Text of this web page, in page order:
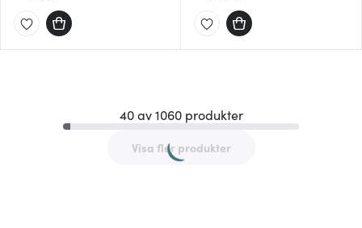
40 av 1060 produkter
Visa fler produkter